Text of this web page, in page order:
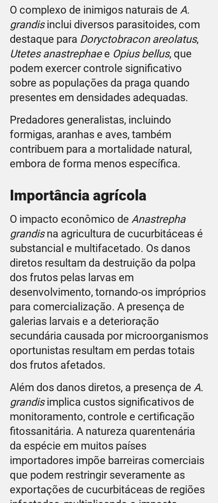
O complexo de inimigos naturais de A.
grandisinclui diversos parasitoides, com
destaque para Doryctobracon areolatus,
Utetes anastrephaee Opius bellus, que
podem exercer controle significativo
sobre as populações da praga quando
presentes em densidades adequadas.
Predadores generalistas, incluindo
formigas, aranhas e aves, também
contribuem para a mortalidade natural,
embora de forma menos específica.
Importância agrícola
O impacto econômico de Anastrepha
grandisna agricultura de cucurbitáceas é
substancial e multifacetado. Os danos
diretos resultam da destruição da polpa
dos frutos pelas larvas em
desenvolvimento, tornando-os impróprios
para comercialização. A presença de
galerias larvais e a deterioração
secundária causada por microorganismos
oportunistas resultam em perdas totais
dos frutos afetados.
Além dos danos diretos, a presença de A.
grandisimplica custos significativos de
monitoramento, controle e certificação
fitossanitária. A natureza quarentenária
da espécie em muitos países
importadores impõe barreiras comerciais
que podem restringir severamente as
exportações de cucurbitáceas de regiões